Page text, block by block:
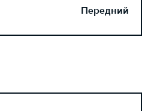
Передний